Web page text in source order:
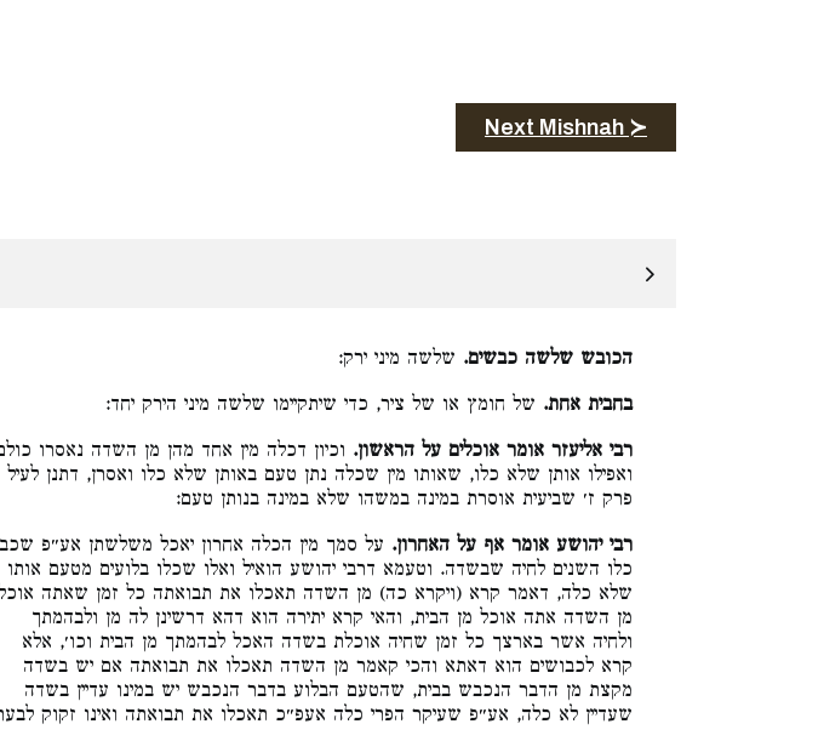
Next Mishnah ≻
הכובש שלשה כבשים. שלשה מיני ירק:
בחבית אחת. של חומץ או של ציר, כדי שיתקיימו שלשה מיני הירק יחד:
רבי אליעזר אומר אוכלים על הראשון. וכיון דכלה מין אחד מהן מן השדה נאסרו
ואפילו אותן שלא כלו, שאותו מין שכלה נתן טעם באותן שלא כלו ואסרן, דתנן לעיל
פרק ז׳ שביעית אוסרת במינה במשהו שלא במינה בנותן טעם:
רבי יהושע אומר אף על האחרון. על סמך מין הכלה אחרון יאכל משלשתן אע״פ
כלו השנים לחיה שבשדה. וטעמא דרבי יהושע הואיל ואלו שכלו בלועים מטעם אותו
שלא כלה, דאמר קרא (ויקרא כה) מן השדה תאכלו את תבואתה כל זמן שאתה
מן השדה אתה אוכל מן הבית, והאי קרא יתירה הוא דהא דרשינן לה מן ולבהמתך
ולחיה אשר בארצך כל זמן שחיה אוכלת בשדה האכל לבהמתך מן הבית וכו׳, אלא
קרא לכבושים הוא דאתא והכי קאמר מן השדה תאכלו את תבואתה אם יש בשדה
מקצת מן הדבר הנכבש בבית, שהטעם הבלוע בדבר הנכבש יש במינו עדיין בשדה
שעדיין לא כלה, אע״פ שעיקר הפרי כלה אעפ״כ תאכלו את תבואתה ואינו זקוק